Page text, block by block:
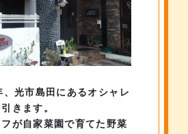
、光市島田にあるオシャレ
きます。
が自家菜園で育てた野菜